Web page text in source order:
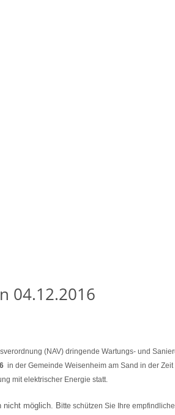
04.12.2016
(NAV) dringende Wartungs- und
in der Gemeinde Weisenheim am Sand in der Zeit
mit elektrischer Energie statt.
nicht möglich. Bitte schützen Sie Ihre